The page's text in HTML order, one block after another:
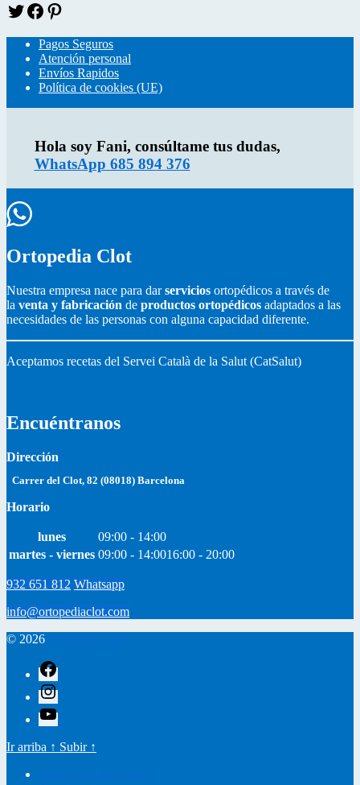
T
w
i
t
t
e
r
f
c
e
b
o
o
k
n
t
e
r
e
s
Pagos Seguros
Atención personal
Envíos Rapidos
Política de cookies (UE)
Hola soy Fani, consúltame tus dudas,
WhatsApp 685 894 376
Ortopedia Clot
Nuestra empresa nace para darservicios ortopédicos a través de
la venta y fabricación de productos ortopédicos adaptados a las
necesidades de las personas con alguna capacidad diferente.
Aceptamos recetas del Servei Català de la Salut (CatSalut)
Encuéntranos
Dirección
Carrer del Clot, 82 (08018) Barcelona
Horario
lunes
09:00 - 14:00
martes - viernes 09:00 - 14:0016:00 - 20:00
932 651 812 Whatsapp
info@ortopediaclot.com
© 2026
facebook
instagram
youtube
Ir arriba ↑ Subir ↑